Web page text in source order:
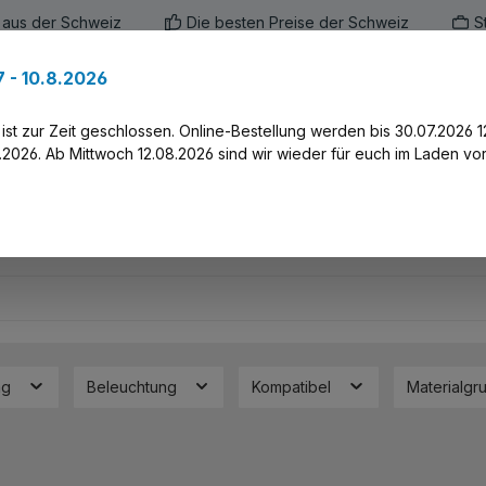
der Schweiz Die besten Preise der Schweiz
Beleuchtung Kompatibel
- 10.8.2026
zur Zeit geschlossen. Online-Bestellung werden bis 30.07.2026
Ab Mittwoch 12.08.2026 sind wir wieder für euch im Laden vor